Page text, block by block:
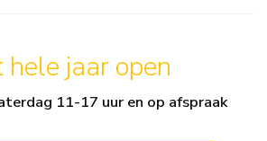
hele jaar open
11-17 uur en op afspraak